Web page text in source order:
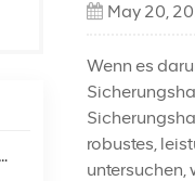
May 20,
Wenn es
robustes,
untersuchen,